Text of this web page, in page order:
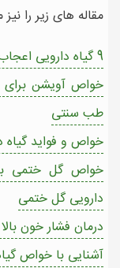
مقاله های زیر را
9 گیاه دارویی اعجاب آور و اثبات شده علمی
خواص آویشن برای
طب سنتی
خواص و فواید
خواص گل ختمی
دارویی گل ختمی
درمان فشار خون
آشنایی با خواص